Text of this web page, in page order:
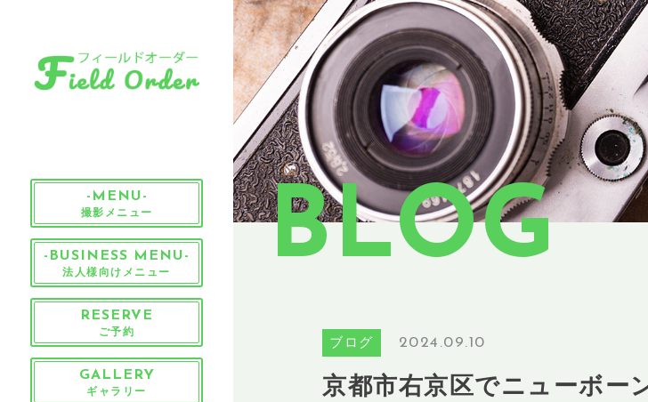
-MENU-
撮影メニュー
-BUSINESS MENU-
法人様向けメニュー
RESERVE
ご予約
GALLERY
ギャラリー
BLOG
ブログ 2024.09.10
京都市右京区でニューボー